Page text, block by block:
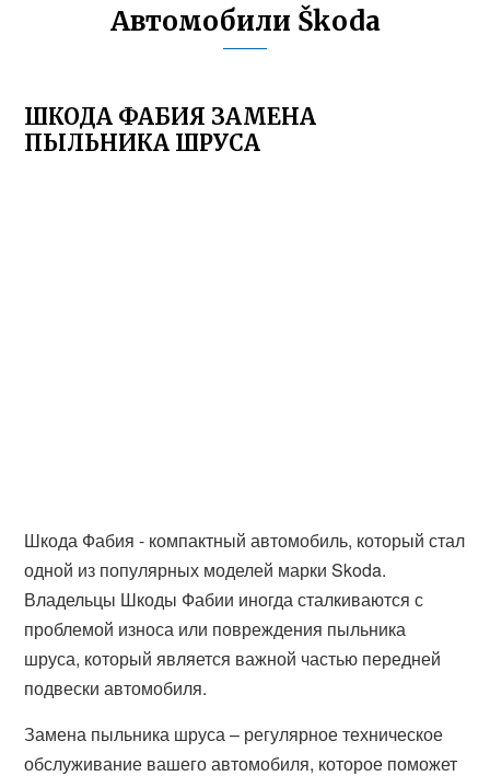
Автомобили Škoda
ШКОДА ФАБИЯ ЗАМЕНА
ПЫЛЬНИКА ШРУСА
Шкода Фабия - компактный автомобиль, который стал
одной из популярных моделей марки Skoda.
Владельцы Шкоды Фабии иногда сталкиваются с
проблемой износа или повреждения пыльника
шруса, который является важной частью передней
подвески автомобиля.
Замена пыльника шруса – регулярное техническое
обслуживание вашего автомобиля, которое поможет